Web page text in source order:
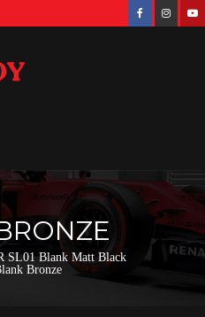
SL01 Blank Matt Black
Bronze